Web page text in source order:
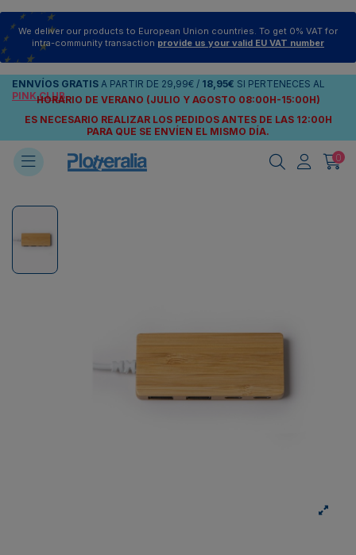
We deliver our products to European Union countries. To get 0% VAT for
intra-community transaction provide us your valid EU VAT number
ENNVÍOS GRATIS A PARTIR DE 29,99€ / 18,95€ SI PERTENECES AL
PINK CLUB
HORARIO DE VERANO (JULIO Y AGOSTO 08:00H-15:00H)
ES NECESARIO REALIZAR LOS PEDIDOS ANTES DE LAS 12:00H
PARA QUE SE ENVÍEN EL MISMO DÍA.
0